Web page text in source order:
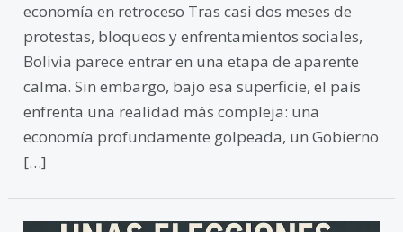
economía en retroceso Tras casi dos meses de
protestas, bloqueos y enfrentamientos sociales,
Bolivia parece entrar en una etapa de aparente
calma. Sin embargo, bajo esa superficie, el país
enfrenta una realidad más compleja: una
economía profundamente golpeada, un Gobierno
[…]